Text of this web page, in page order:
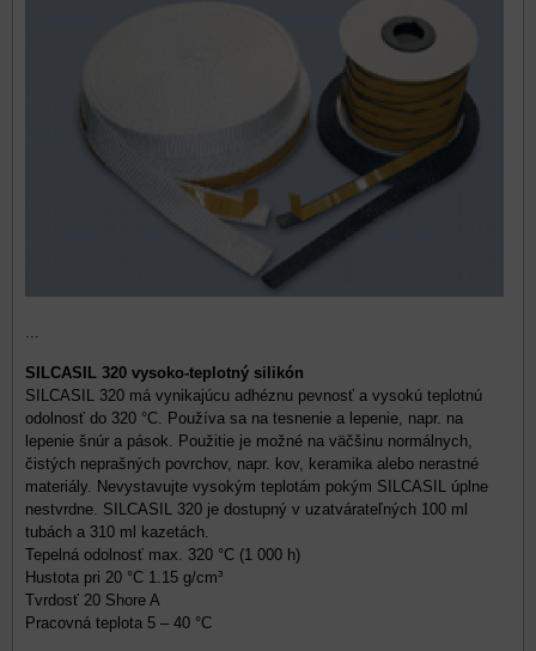
...
SILCASIL 320 vysoko-teplotný silikón
SILCASIL 320 má vynikajúcu adhéznu pevnosť a vysokú teplotnú
odolnosť do 320 °C. Používa sa na tesnenie a lepenie, napr. na
lepenie šnúr a pások. Použitie je možné na väčšinu normálnych,
čistých neprašných povrchov, napr. kov, keramika alebo nerastné
materiály. Nevystavujte vysokým teplotám pokým SILCASIL úplne
nestvrdne. SILCASIL 320 je dostupný v uzatvárateľných 100 ml
tubách a 310 ml kazetách.
Tepelná odolnosť max. 320 °C (1 000 h)
Hustota pri 20 °C 1.15 g/cm³
Tvrdosť 20 Shore A
Pracovná teplota 5 – 40 °C